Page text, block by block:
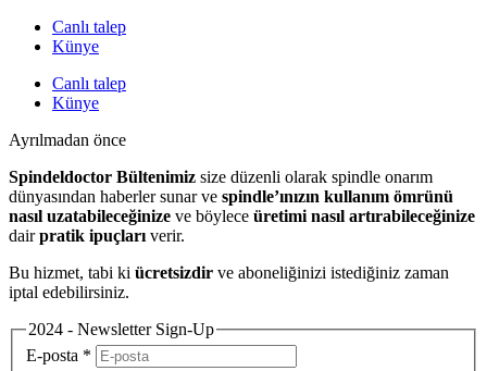
Canlı talep
Künye
Canlı talep
Künye
Ayrılmadan önce
Spindeldoctor Bültenimiz size düzenli olarak spindle onarım
dünyasından haberler sunar ve spindle’ınızın kullanım ömrünü
nasıl uzatabileceğinize ve böylece üretimi nasıl artırabileceğinize
dairpratik ipuçları verir.
Bu hizmet, tabi ki ücretsizdir ve aboneliğinizi istediğiniz zaman
iptal edebilirsiniz.
2024 - Newsletter Sign-Up
E-posta *